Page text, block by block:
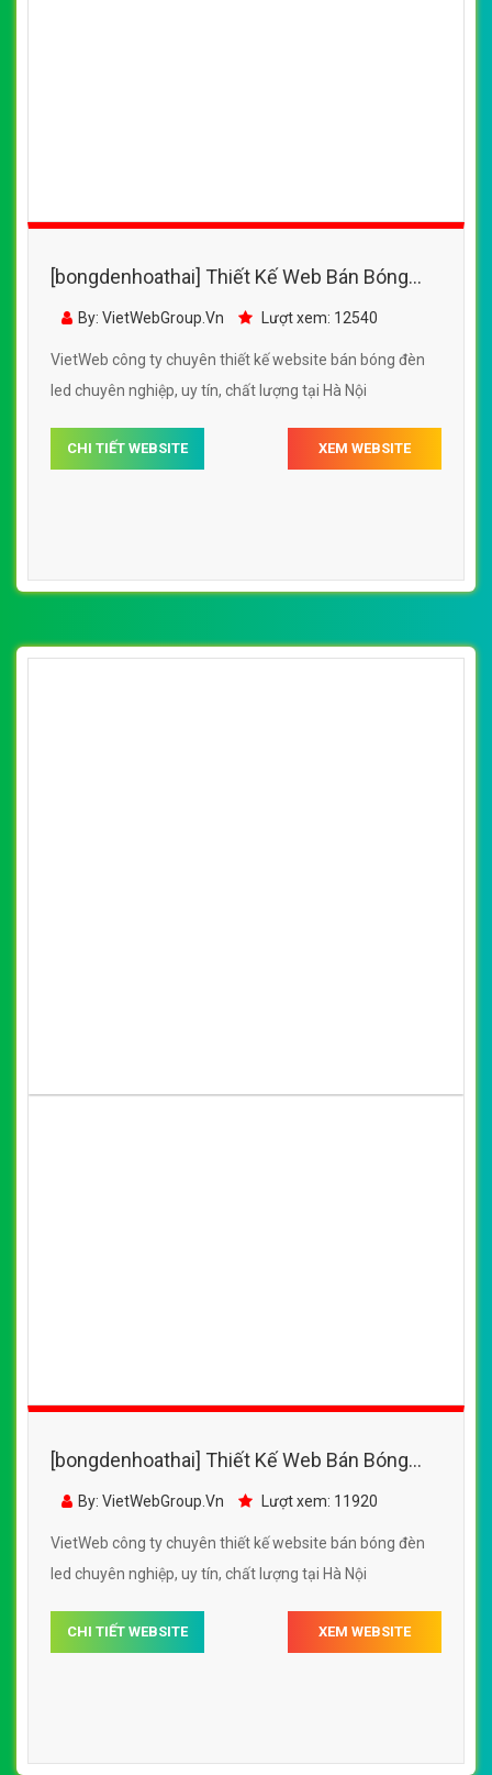
[bongdenhoathai] Thiết Kế Web Bán Bóng
Đèn Led Rạng Đông đẹp SEO nhanh hiệu quả
By: VietWebGroup.Vn Lượt xem: 12540
VietWeb công ty chuyên thiết kế website bán bóng đèn
led chuyên nghiệp, uy tín, chất lượng tại Hà Nội
CHI TIẾT WEBSITE XEM WEBSITE
[bongdenhoathai] Thiết Kế Web Bán Bóng
Đèn Led Minh Quang Led đẹp SEO nhanh
By: VietWebGroup.Vn Lượt xem: 11920
VietWeb công ty chuyên thiết kế website bán bóng đèn
led chuyên nghiệp, uy tín, chất lượng tại Hà Nội
CHI TIẾT WEBSITE XEM WEBSITE